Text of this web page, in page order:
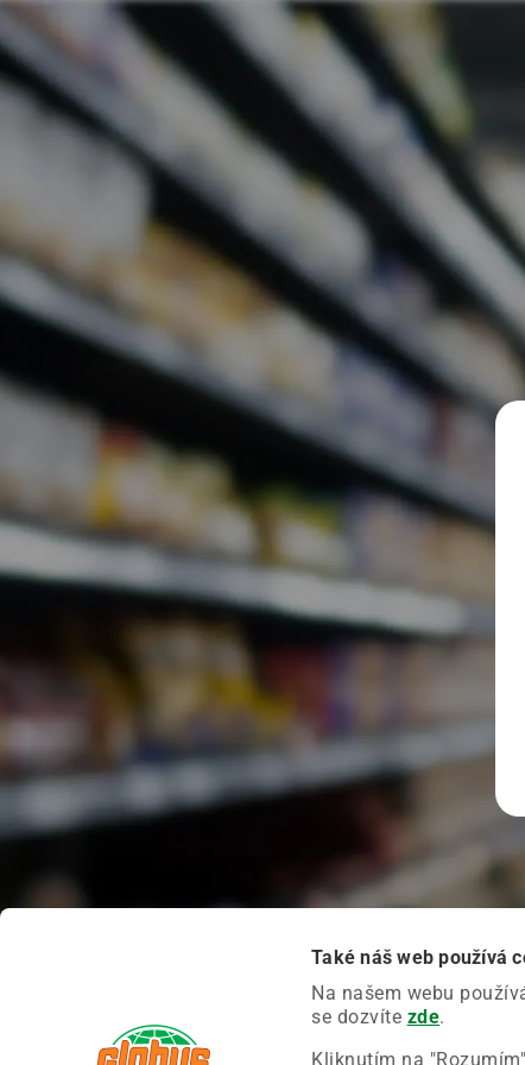
Také náš web používá
Na našem webu
se dozvíte zde.
Kliknutím na